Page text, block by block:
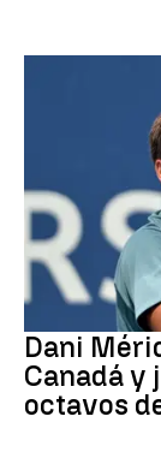
Dani
Canadá y
octavos